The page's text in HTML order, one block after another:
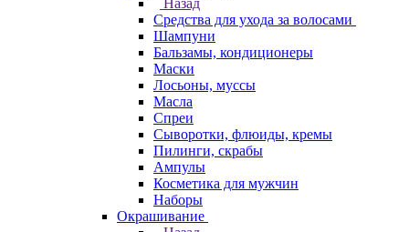
Назад
Средства для ухода за волосами
Шампуни
Бальзамы, кондиционеры
Маски
Лосьоны, муссы
Масла
Спреи
Сыворотки, флюиды, кремы
Пилинги, скрабы
Ампулы
Косметика для мужчин
Наборы
Окрашивание